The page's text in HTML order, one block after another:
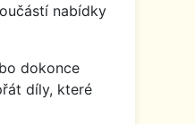
nabídky
dokonce
díly, které